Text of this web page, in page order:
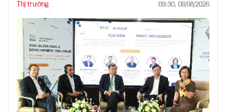
Thị trường 09:30, 08/08/2026